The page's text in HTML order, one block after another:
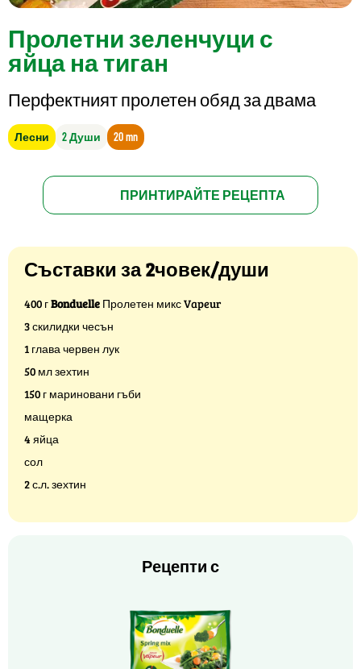
Пролетни зеленчуци с
яйца на тиган
Перфектният пролетен обяд за двама
Лесни 2 Души 20 mn
ПРИНТИРАЙТЕ РЕЦЕПТА
Съставки за 2човек/души
400 гBonduelle Пролетен микс Vapeur
3 скилидки чесън
1 глава червен лук
50 мл зехтин
150 г мариновани гъби
мащерка
4 яйца
сол
2 с.л. зехтин
Рецепти с